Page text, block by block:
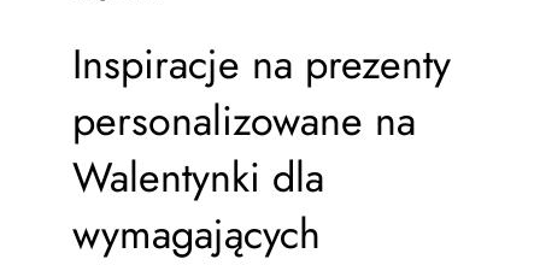
Inspiracje na prezenty
personalizowane na
Walentynki dla
wymagających